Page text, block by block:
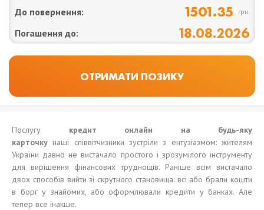
До повернення: 1501.35 грн.
Погашення до: 18.08.2026
Послугу кредит онлайн на будь-яку
карточку наші співвітчизники зустріли з ентузіазмом: жителям
України давно не вистачало простого і зрозумілого інструменту
для вирішення фінансових труднощів. Раніше всім вистачало
двох способів вийти зі скрутного становища: всі або брали кошти
в борг у знайомих, або оформлювали кредити у банках. Але
тепер все інакше.